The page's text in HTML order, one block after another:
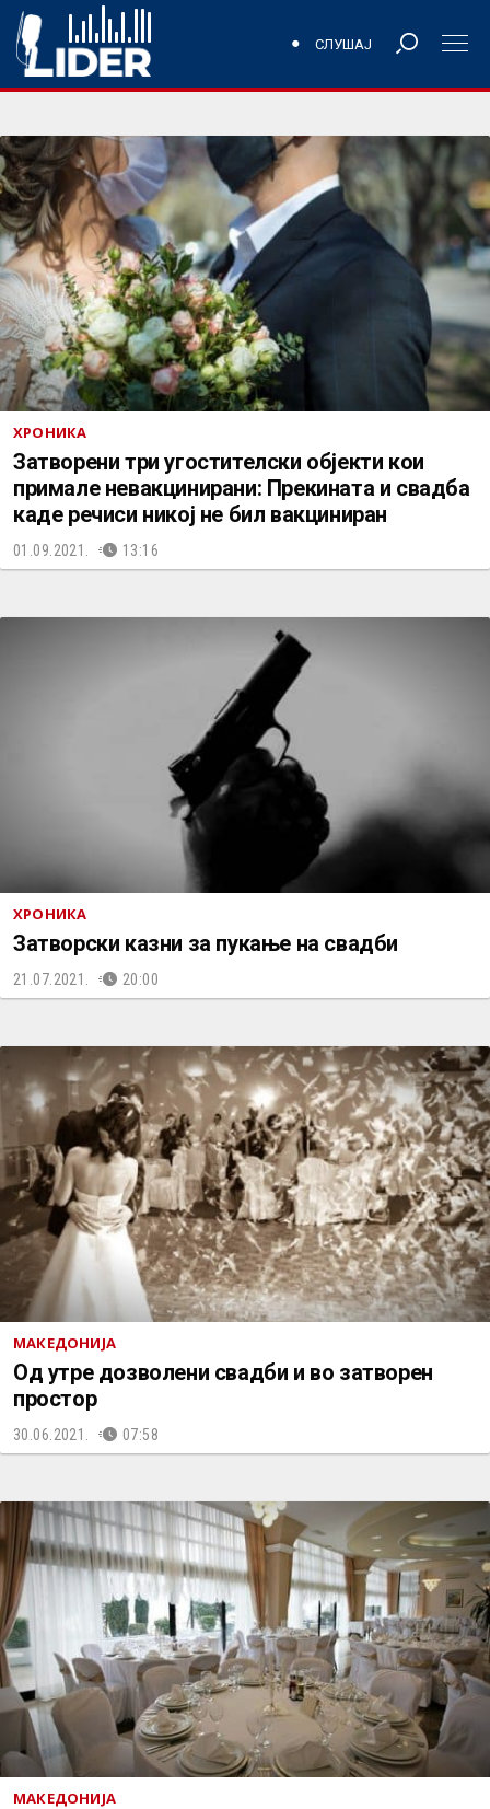
СЛУШАЈ
ХРОНИКА
Затворени три угостителски објекти кои
примале невакцинирани: Прекината и свадба
каде речиси никој не бил вакциниран
01.09.2021. 13:16
ХРОНИКА
Затворски казни за пукање на свадби
21.07.2021. 20:00
МАКЕДОНИЈА
Од утре дозволени свадби и во затворен
простор
30.06.2021. 07:58
МАКЕДОНИЈА